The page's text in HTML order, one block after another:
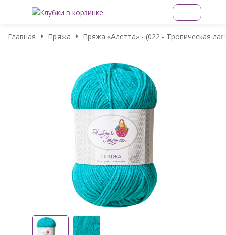
Главная Пряжа Пряжа «Алетта» - (022 - Тропическая